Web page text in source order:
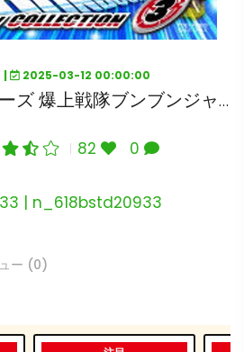
| 2025-03-12 00:00:00
スーパー戦隊シリーズ 爆上戦隊ブンブンジャー Blu-ray COLLECTION 3 （ブルーレイディスク）
82 0
| n_618bstd20933
ー (0)